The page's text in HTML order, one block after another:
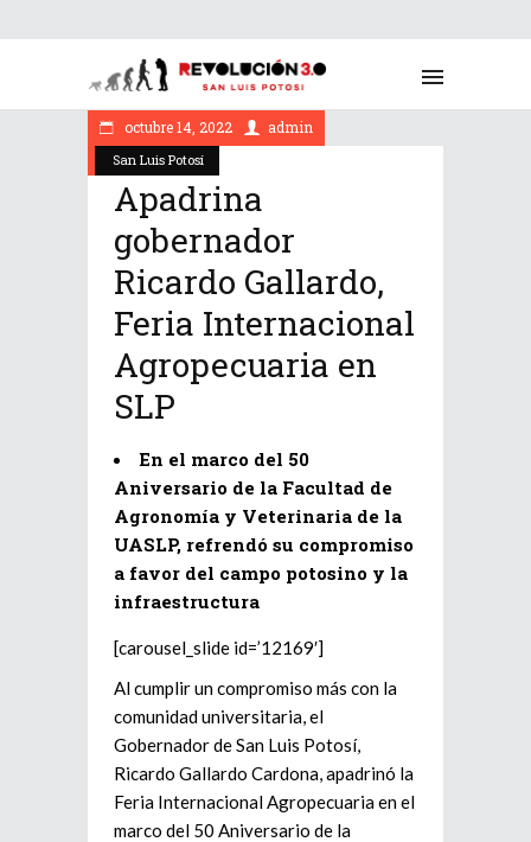
San Luis Potosí
octubre 14, 2022 admin
Apadrina
gobernador
Ricardo Gallardo,
Feria Internacional
Agropecuaria en
SLP
En el marco del 50
Aniversario de la Facultad de
Agronomía y Veterinaria de la
UASLP, refrendó su compromiso
a favor del campo potosino y la
infraestructura
[carousel_slide id=’12169′]
Al cumplir un compromiso más con la
comunidad universitaria, el
Gobernador de San Luis Potosí,
Ricardo Gallardo Cardona, apadrinó la
Feria Internacional Agropecuaria en el
marco del 50 Aniversario de la